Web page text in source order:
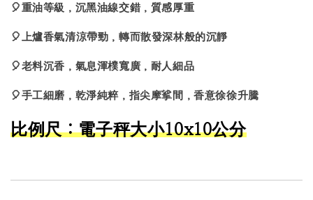
🎈重油等級，沉黑油線交錯，質感厚重
🎈上爐香氣清涼帶勁，轉而散發深林般的沉靜
🎈老料沉香，氣息渾樸寬廣，耐人細品
🎈手工細磨，乾淨純粹，指尖摩挲間，香意徐徐升騰
比例尺：電子秤大小10x10公分